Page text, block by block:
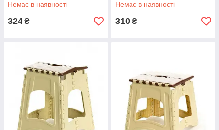
Немає в наявності
324 ₴
Немає в наявності
310 ₴